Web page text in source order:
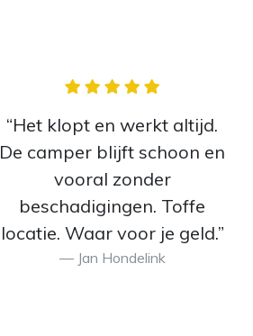
“Het klopt en werkt altijd.
De camper blijft schoon en
vooral zonder
beschadigingen. Toffe
locatie. Waar voor je geld.”
Jan Hondelink